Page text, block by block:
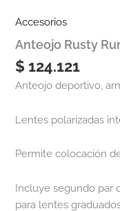
Accesorios
Anteojo Rusty
$ 124.121
Anteojo deportivo,
Lentes polarizadas
Permite colocación
Incluye segundo par
para lentes